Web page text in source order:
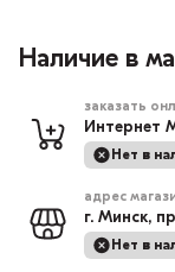
Наличие в
заказать
Интернет
Нет в
адрес
г. Минск,
Нет в